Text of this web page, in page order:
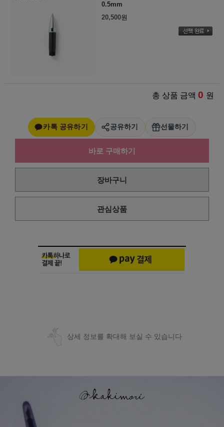
0.5mm
20,500원
총 상품 금액 0 원
카톡 공유하기 공유하기 선물하기
바로 구매하기
장바구니
관심상품
상세 정보를 확대해 보실 수 있습니다